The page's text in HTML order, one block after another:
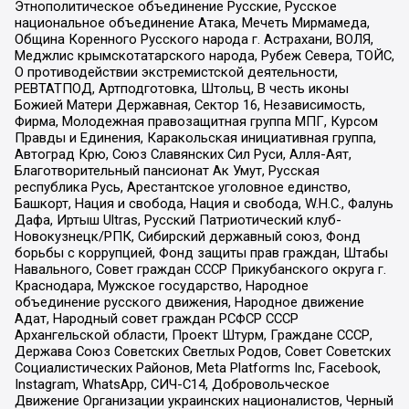
Этнополитическое объединение Русские, Русское
национальное объединение Атака, Мечеть Мирмамеда,
Община Коренного Русского народа г. Астрахани, ВОЛЯ,
Меджлис крымскотатарского народа, Рубеж Севера, ТОЙС,
О противодействии экстремистской деятельности,
РЕВТАТПОД, Артподготовка, Штольц, В честь иконы
Божией Матери Державная, Сектор 16, Независимость,
Фирма, Молодежная правозащитная группа МПГ, Курсом
Правды и Единения, Каракольская инициативная группа,
Автоград Крю, Союз Славянских Сил Руси, Алля-Аят,
Благотворительный пансионат Ак Умут, Русская
республика Русь, Арестантское уголовное единство,
Башкорт, Нация и свобода, Нация и свобода, W.H.С., Фалунь
Дафа, Иртыш Ultras, Русский Патриотический клуб-
Новокузнецк/РПК, Сибирский державный союз, Фонд
борьбы с коррупцией, Фонд защиты прав граждан, Штабы
Навального, Совет граждан СССР Прикубанского округа г.
Краснодара, Мужское государство, Народное
объединение русского движения, Народное движение
Адат, Народный совет граждан РСФСР СССР
Архангельской области, Проект Штурм, Граждане СССР,
Держава Союз Советских Светлых Родов, Совет Советских
Социалистических Районов, Meta Platforms Inc, Facebook,
Instagram, WhatsApp, СИЧ-С14, Добровольческое
Движение Организации украинских националистов, Черный